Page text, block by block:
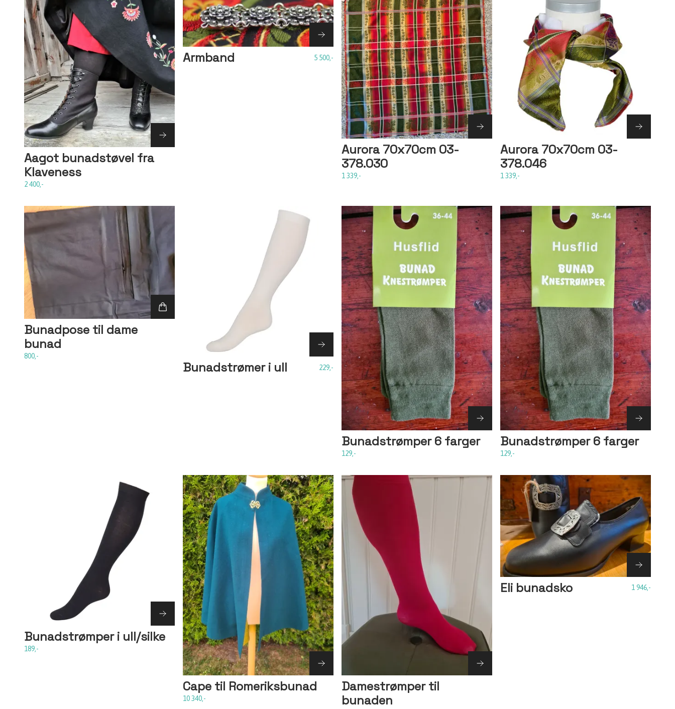
Aagot bunadstøvel fra
Klaveness
2 400,-
Armband 5 500,-
Aurora 70x70cm 03-
378.030
1 339,-
Aurora 70x70cm 03-
378.046
1 339,-
Bunadpose til dame
bunad
800,-
Bunadstrømer i ull 229,-
Bunadstrømper 6 farger
129,-
Bunadstrømper 6 farger
129,-
Bunadstrømper i ull/silke
189,-
Cape til Romeriksbunad
10 340,-
Damestrømper til
bunaden
Eli bunadsko 1 946,-